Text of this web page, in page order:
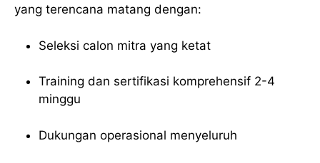
yang terencana matang dengan:
Seleksi calon mitra yang ketat
Training dan sertifikasi komprehensif 2-4
minggu
Dukungan operasional menyeluruh